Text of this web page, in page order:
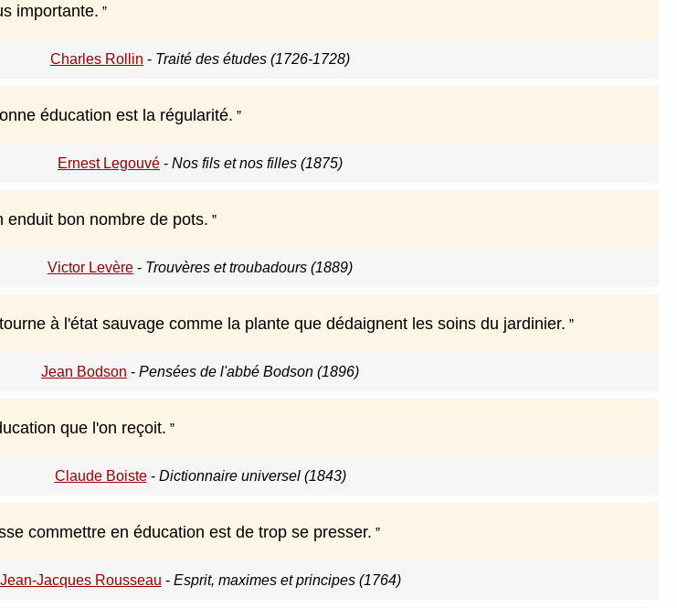
importante.
Charles Rollin - Traité des études (1726-1728)
éducation est la régularité.
Ernest Legouvé - Nos fils et nos filles (1875)
enduit bon nombre de pots.
Victor Levère - Trouvères et troubadours (1889)
à l'état sauvage comme la plante que dédaignent les soins du jardinier.
Jean Bodson - Pensées de l'abbé Bodson (1896)
que l'on reçoit.
Claude Boiste- Dictionnaire universel (1843)
commettre en éducation est de trop se presser.
Jean-Jacques Rousseau - Esprit, maximes et principes (1764)